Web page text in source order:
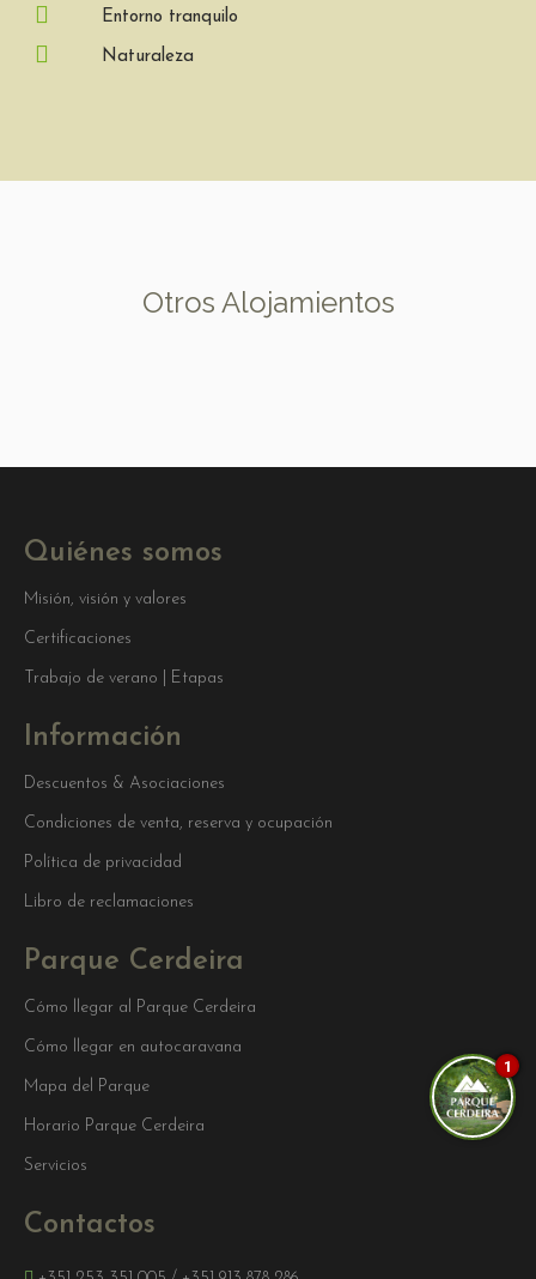
Entorno tranquilo
Naturaleza
Otros Alojamientos
Quiénes somos
Misión, visión y valores
Certificaciones
Trabajo de verano | Etapas
Información
Descuentos & Asociaciones
Condiciones de venta, reserva y ocupación
Política de privacidad
Libro de reclamaciones
Parque Cerdeira
Cómo llegar al Parque Cerdeira
Cómo llegar en autocaravana
Mapa del Parque
Horario Parque Cerdeira
Servicios
Contactos
1